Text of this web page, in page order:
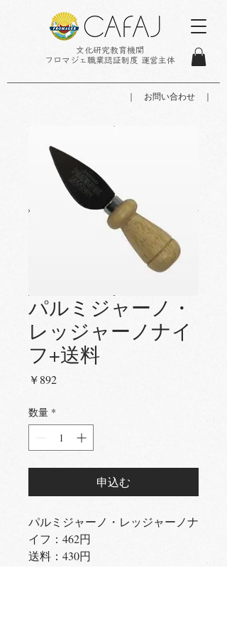
｜ お問い合わせ ｜
文化研究教育機関
フロマジェ職業認証制度 運営主体
パルミジャーノ・
レッジャーノナイ
フ+送料
￥892価
数量 *
申込む
パルミジャーノ・レッジャーノナ
イフ：462円
送料：430円